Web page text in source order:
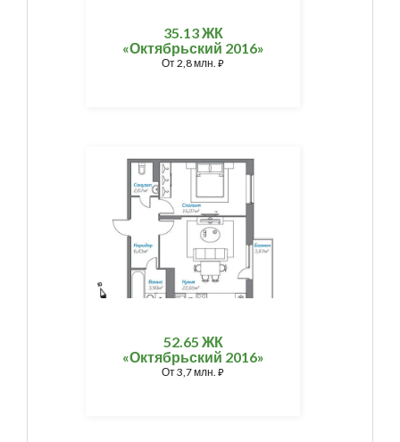
35.13 ЖК
«Октябрьский 2016»
От2,8 млн. ⃏
52.65 ЖК
«Октябрьский 2016»
От3,7 млн. ⃏